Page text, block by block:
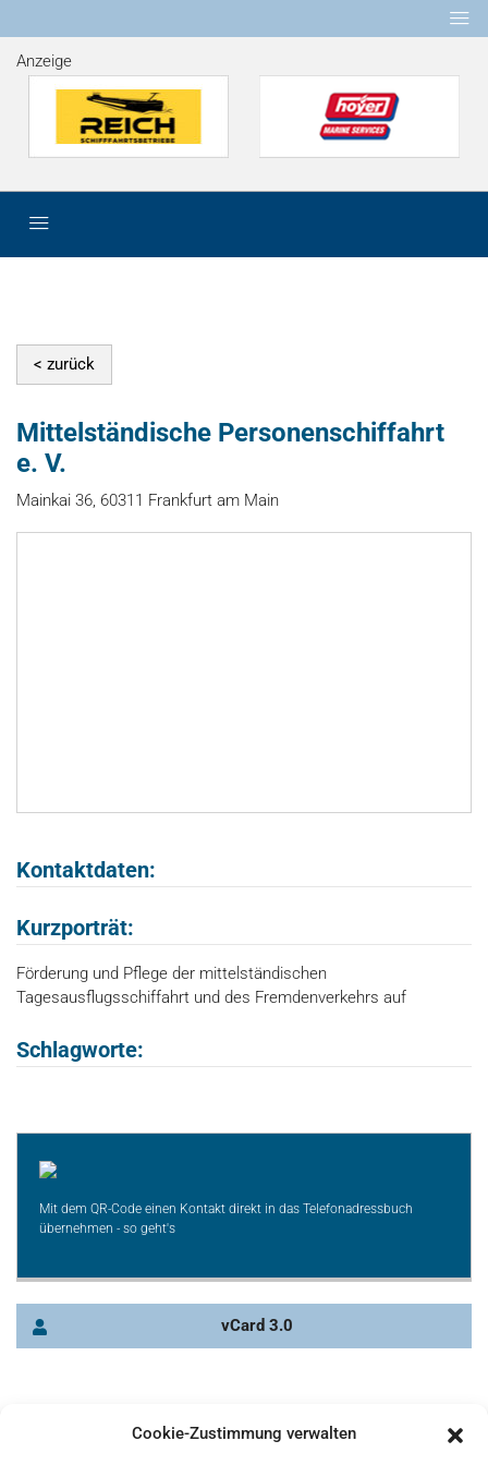
Cookie-Zustimmung verwalten
Anzeige
Mittelständische Personenschiffahrt
e. V.
Mainkai 36, 60311 Frankfurt am Main
Kontaktdaten:
Kurzporträt:
Förderung und Pflege der mittelständischen
Tagesausflugsschiffahrt und des Fremdenverkehrs auf
Schlagworte:
Mit dem QR-Code einen Kontakt direkt in das Telefonadressbuch
übernehmen - so geht's
vCard 3.0